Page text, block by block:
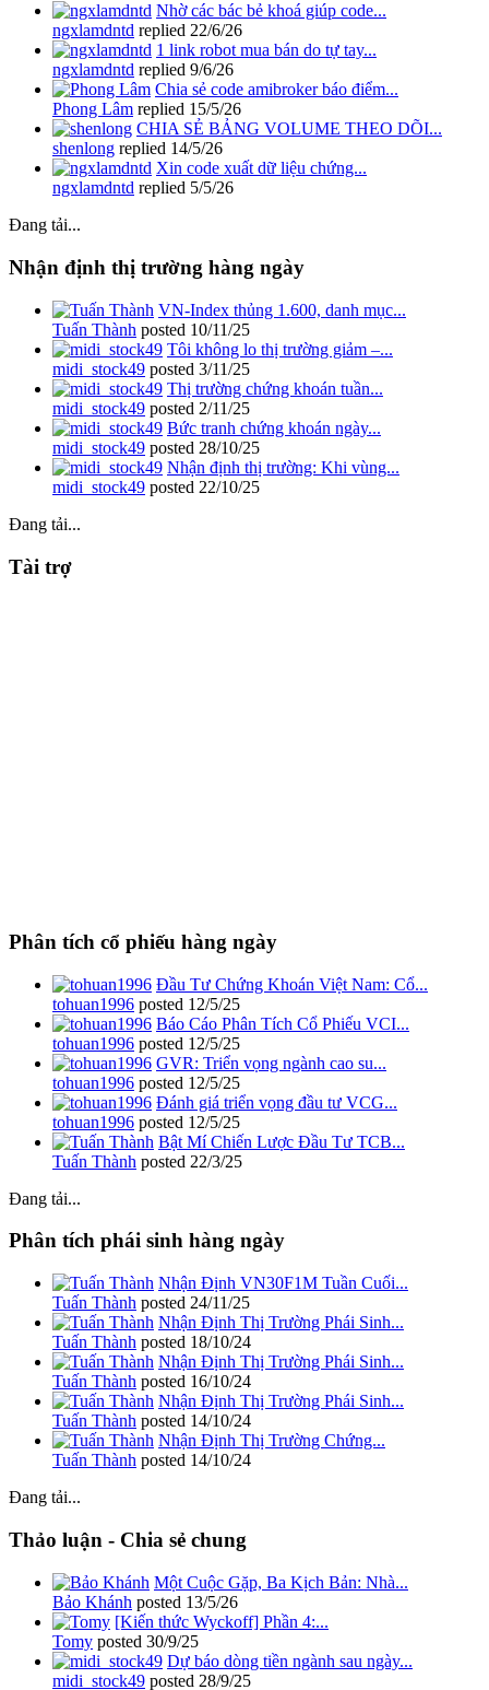
Nhờ các bác bẻ khoá giúp code...
ngxlamdntd replied 22/6/26
1 link robot mua bán do tự tay...
ngxlamdntd replied 9/6/26
Chia sẻ code amibroker báo điểm...
Phong Lâm replied 15/5/26
CHIA SẺ BẢNG VOLUME THEO DÕI...
shenlong replied 14/5/26
Xin code xuất dữ liệu chứng...
ngxlamdntd replied 5/5/26
Đang tải...
Nhận định thị trường hàng ngày
VN-Index thủng 1.600, danh mục...
Tuấn Thành posted 10/11/25
Tôi không lo thị trường giảm –...
midi_stock49 posted 3/11/25
Thị trường chứng khoán tuần...
midi_stock49 posted 2/11/25
Bức tranh chứng khoán ngày...
midi_stock49 posted 28/10/25
Nhận định thị trường: Khi vùng...
midi_stock49 posted 22/10/25
Đang tải...
Tài trợ
Phân tích cổ phiếu hàng ngày
Đầu Tư Chứng Khoán Việt Nam: Cổ...
tohuan1996 posted 12/5/25
Báo Cáo Phân Tích Cổ Phiếu VCI...
tohuan1996 posted 12/5/25
GVR: Triển vọng ngành cao su...
tohuan1996 posted 12/5/25
Đánh giá triển vọng đầu tư VCG...
tohuan1996 posted 12/5/25
Bật Mí Chiến Lược Đầu Tư TCB...
Tuấn Thành posted 22/3/25
Đang tải...
Phân tích phái sinh hàng ngày
Nhận Định VN30F1M Tuần Cuối...
Tuấn Thành posted 24/11/25
Nhận Định Thị Trường Phái Sinh...
Tuấn Thành posted 18/10/24
Nhận Định Thị Trường Phái Sinh...
Tuấn Thành posted 16/10/24
Nhận Định Thị Trường Phái Sinh...
Tuấn Thành posted 14/10/24
Nhận Định Thị Trường Chứng...
Tuấn Thành posted 14/10/24
Đang tải...
Thảo luận - Chia sẻ chung
Một Cuộc Gặp, Ba Kịch Bản: Nhà...
Bảo Khánh posted 13/5/26
[Kiến thức Wyckoff] Phần 4:...
Tomy posted 30/9/25
Dự báo dòng tiền ngành sau ngày...
midi_stock49 posted 28/9/25